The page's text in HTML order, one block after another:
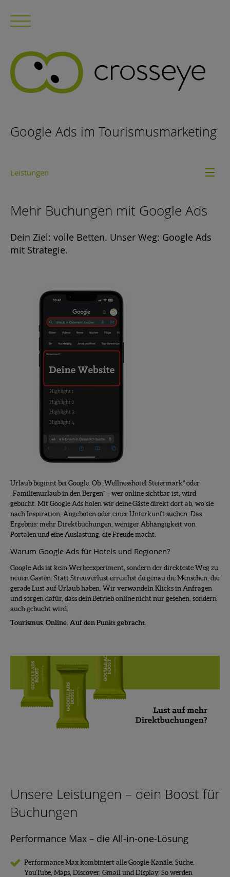
Google Ads im Tourismusmarketing
Leistungen
Mehr Buchungen mit Google Ads
Dein Ziel: volle Betten. Unser Weg: Google Ads
mit Strategie.
Urlaub beginnt bei Google. Ob „Wellnesshotel Steiermark“ oder
„Familienurlaub in den Bergen“ – wer online sichtbar ist, wird
gebucht. Mit Google Ads holen wir deine Gäste direkt dort ab, wo sie
nach Inspiration, Angeboten oder einer Unterkunft suchen. Das
Ergebnis: mehr Direktbuchungen, weniger Abhängigkeit von
Portalen und eine Auslastung, die Freude macht.
Warum Google Ads für Hotels und Regionen?
Google Ads ist kein Werbeexperiment, sondern der direkteste Weg zu
neuen Gästen. Statt Streuverlust erreichst du genau die Menschen, die
gerade Lust auf Urlaub haben. Wir verwandeln Klicks in Anfragen
und sorgen dafür, dass dein Betrieb online nicht nur gesehen, sondern
auch gebucht wird.
Tourismus. Online. Auf den Punkt gebracht.
Unsere Leistungen – dein Boost für
Buchungen
Performance Max – die All-in-one-Lösung
Performance Max kombiniert alle Google-Kanäle: Suche,
YouTube, Maps, Discover, Gmail und Display. So werden